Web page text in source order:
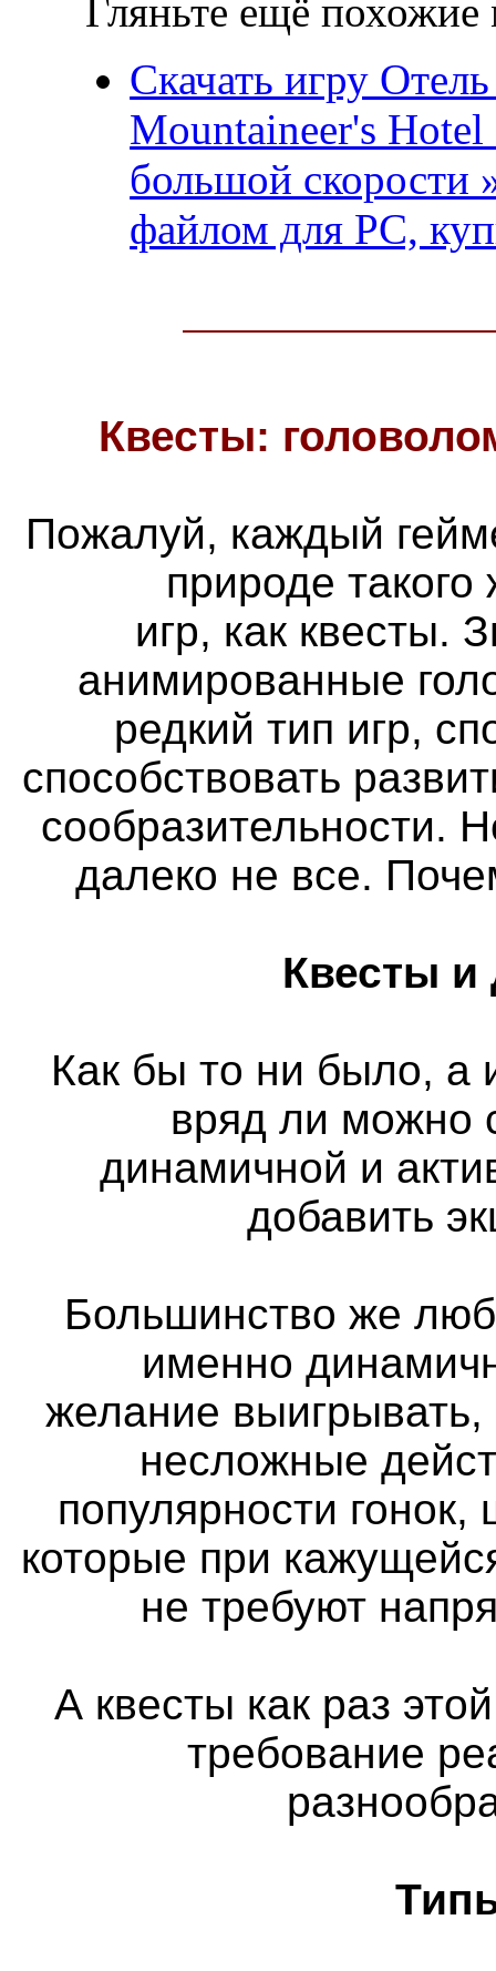
Гляньте ещё
Скачать игру
Mountaineer's
большой скорости
файлом для PC,
Квесты:
Пожалуй, каждый
природе
игр, как квесты.
анимированные
редкий тип игр,
способствовать
сообразительности.
далеко не все.
Квесты и
Как бы то ни было, а
вряд ли можно
динамичной и
добавить
Большинство же
именно
желание
несложные
популярности
которые при
не требуют
А квесты как раз
требование